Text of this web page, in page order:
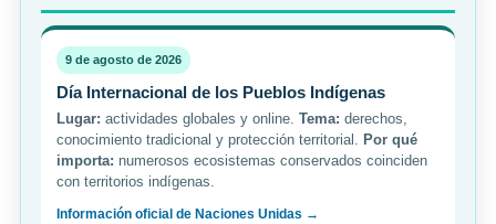
9 de agosto de 2026
Día Internacional de los Pueblos Indígenas
Lugar: actividades globales y online. Tema: derechos,
conocimiento tradicional y protección territorial. Por qué
importa: numerosos ecosistemas conservados coinciden
con territorios indígenas.
Información oficial de Naciones Unidas →